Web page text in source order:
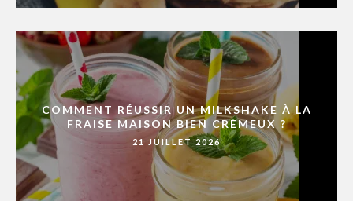
COMMENT RÉUSSIR UN MILKSHAKE À LA
FRAISE MAISON BIEN CRÉMEUX ?
21 JUILLET 2026